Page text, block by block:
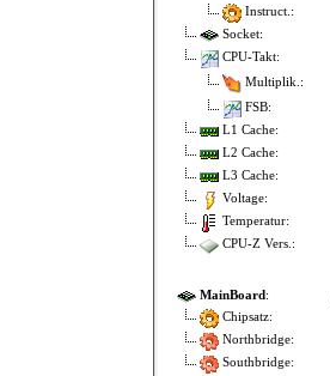
Instruct.:
Socket:
CPU-Takt:
Multiplik.:
FSB:
L1 Cache:
L2 Cache:
L3 Cache:
Voltage:
Temperatur:
CPU-Z Vers.:
MainBoard:
Chipsatz:
Northbridge:
Southbridge: